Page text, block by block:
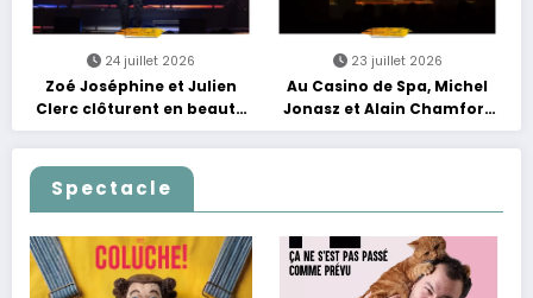
24 juillet 2026
Zoé Joséphine et Julien
Clerc clôturent en beauté
Les Nuits Francofolies au
Casino
23 juillet 2026
Au Casino de Spa, Michel
Jonasz et Alain Chamfort
célèbrent le temps qui
passe… sans jamais céder
Spectacle